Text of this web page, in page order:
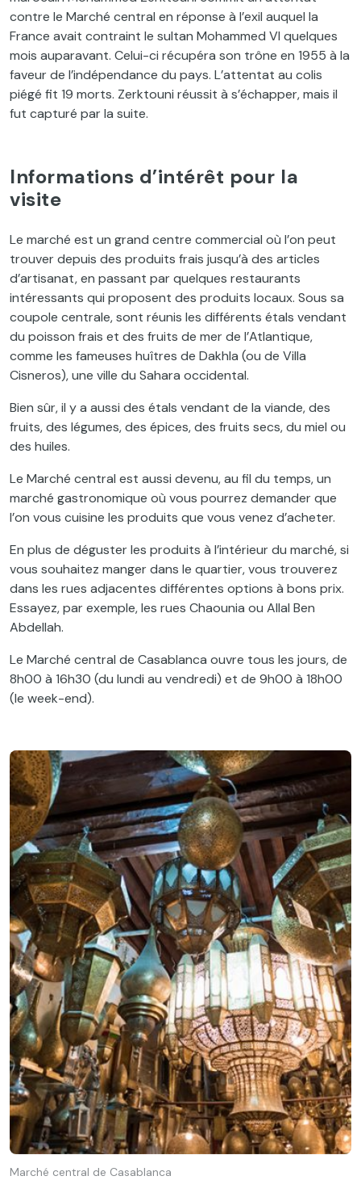
contre le Marché central en réponse à l’exil auquel la
France avait contraint le sultan Mohammed VI quelques
mois auparavant. Celui-ci récupéra son trône en 1955 à la
faveur de l’indépendance du pays. L’attentat au colis
piégé fit 19 morts. Zerktouni réussit à s’échapper, mais il
fut capturé par la suite.
Informations d’intérêt pour la
visite
Le marché est un grand centre commercial où l’on peut
trouver depuis des produits frais jusqu’à des articles
d’artisanat, en passant par quelques restaurants
intéressants qui proposent des produits locaux. Sous sa
coupole centrale, sont réunis les différents étals vendant
du poisson frais et des fruits de mer de l’Atlantique,
comme les fameuses huîtres de Dakhla (ou de Villa
Cisneros), une ville du Sahara occidental.
Bien sûr, il y a aussi des étals vendant de la viande, des
fruits, des légumes, des épices, des fruits secs, du miel ou
des huiles.
Le Marché central est aussi devenu, au fil du temps, un
marché gastronomique où vous pourrez demander que
l’on vous cuisine les produits que vous venez d’acheter.
En plus de déguster les produits à l’intérieur du marché, si
vous souhaitez manger dans le quartier, vous trouverez
dans les rues adjacentes différentes options à bons prix.
Essayez, par exemple, les rues Chaounia ou Allal Ben
Abdellah.
Le Marché central de Casablanca ouvre tous les jours, de
8h00 à 16h30 (du lundi au vendredi) et de 9h00 à 18h00
(le week-end).
Marché central de Casablanca